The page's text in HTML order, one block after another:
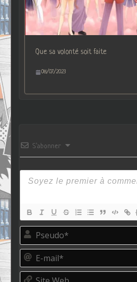
Que sa volonté soit faite
08/07/2023
S’abonner